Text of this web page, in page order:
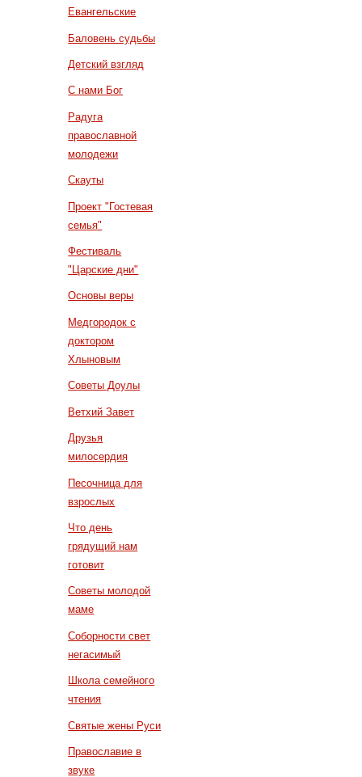
Евангельские
Баловень судьбы
Детский взгляд
С нами Бог
Радуга
православной
молодежи
Скауты
Проект "Гостевая
семья"
Фестиваль
"Царские дни"
Основы веры
Медгородок с
доктором
Хлыновым
Советы Доулы
Ветхий Завет
Друзья
милосердия
Песочница для
взрослых
Что день
грядущий нам
готовит
Советы молодой
маме
Соборности свет
негасимый
Школа семейного
чтения
Святые жены Руси
Православие в
звуке